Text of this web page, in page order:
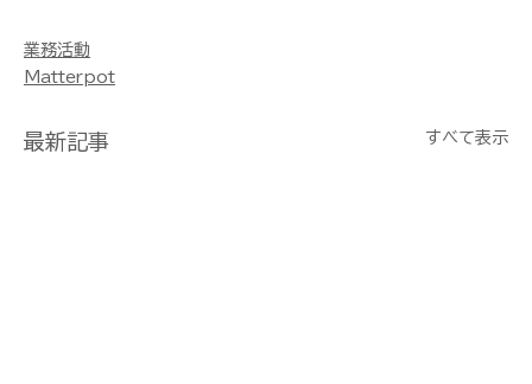
業務活動
Matterpot
最新記事 すべて表示